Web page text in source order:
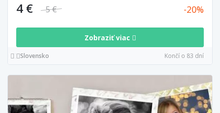
4 € 5 € 20
Zobraziť viac
Slovensko Končí o 83 dní